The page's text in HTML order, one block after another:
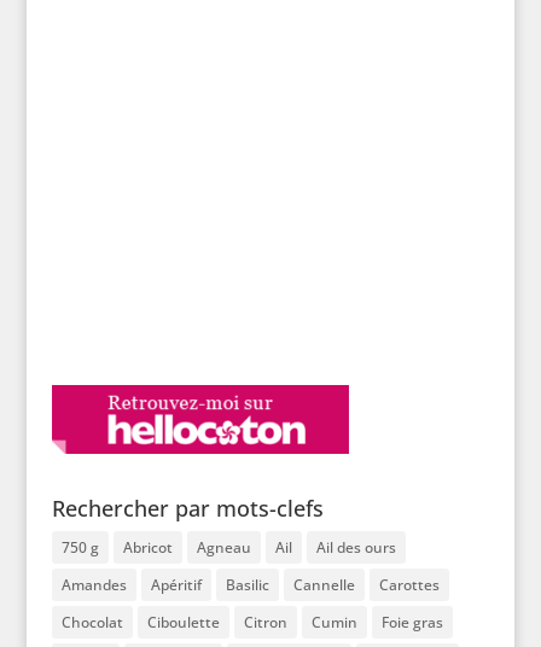
Rechercher par mots-clefs
750 g Abricot Agneau Ail
Ail des ours
Amandes
Apéritif Basilic Cannelle
Carottes
Chocolat
Ciboulette Citron Cumin Foie gras